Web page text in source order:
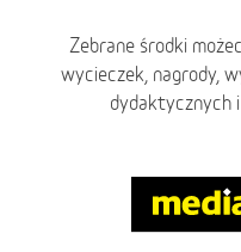
Zebrane środki
wycieczek, nagrody,
dydaktycznych